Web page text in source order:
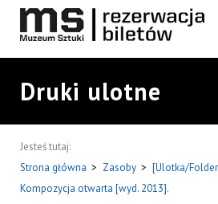
Druki ulotne
Jesteś tutaj:
Strona główna > Zasoby > [Ulotka/
Kompozycja otwarta [wyd. 2013].